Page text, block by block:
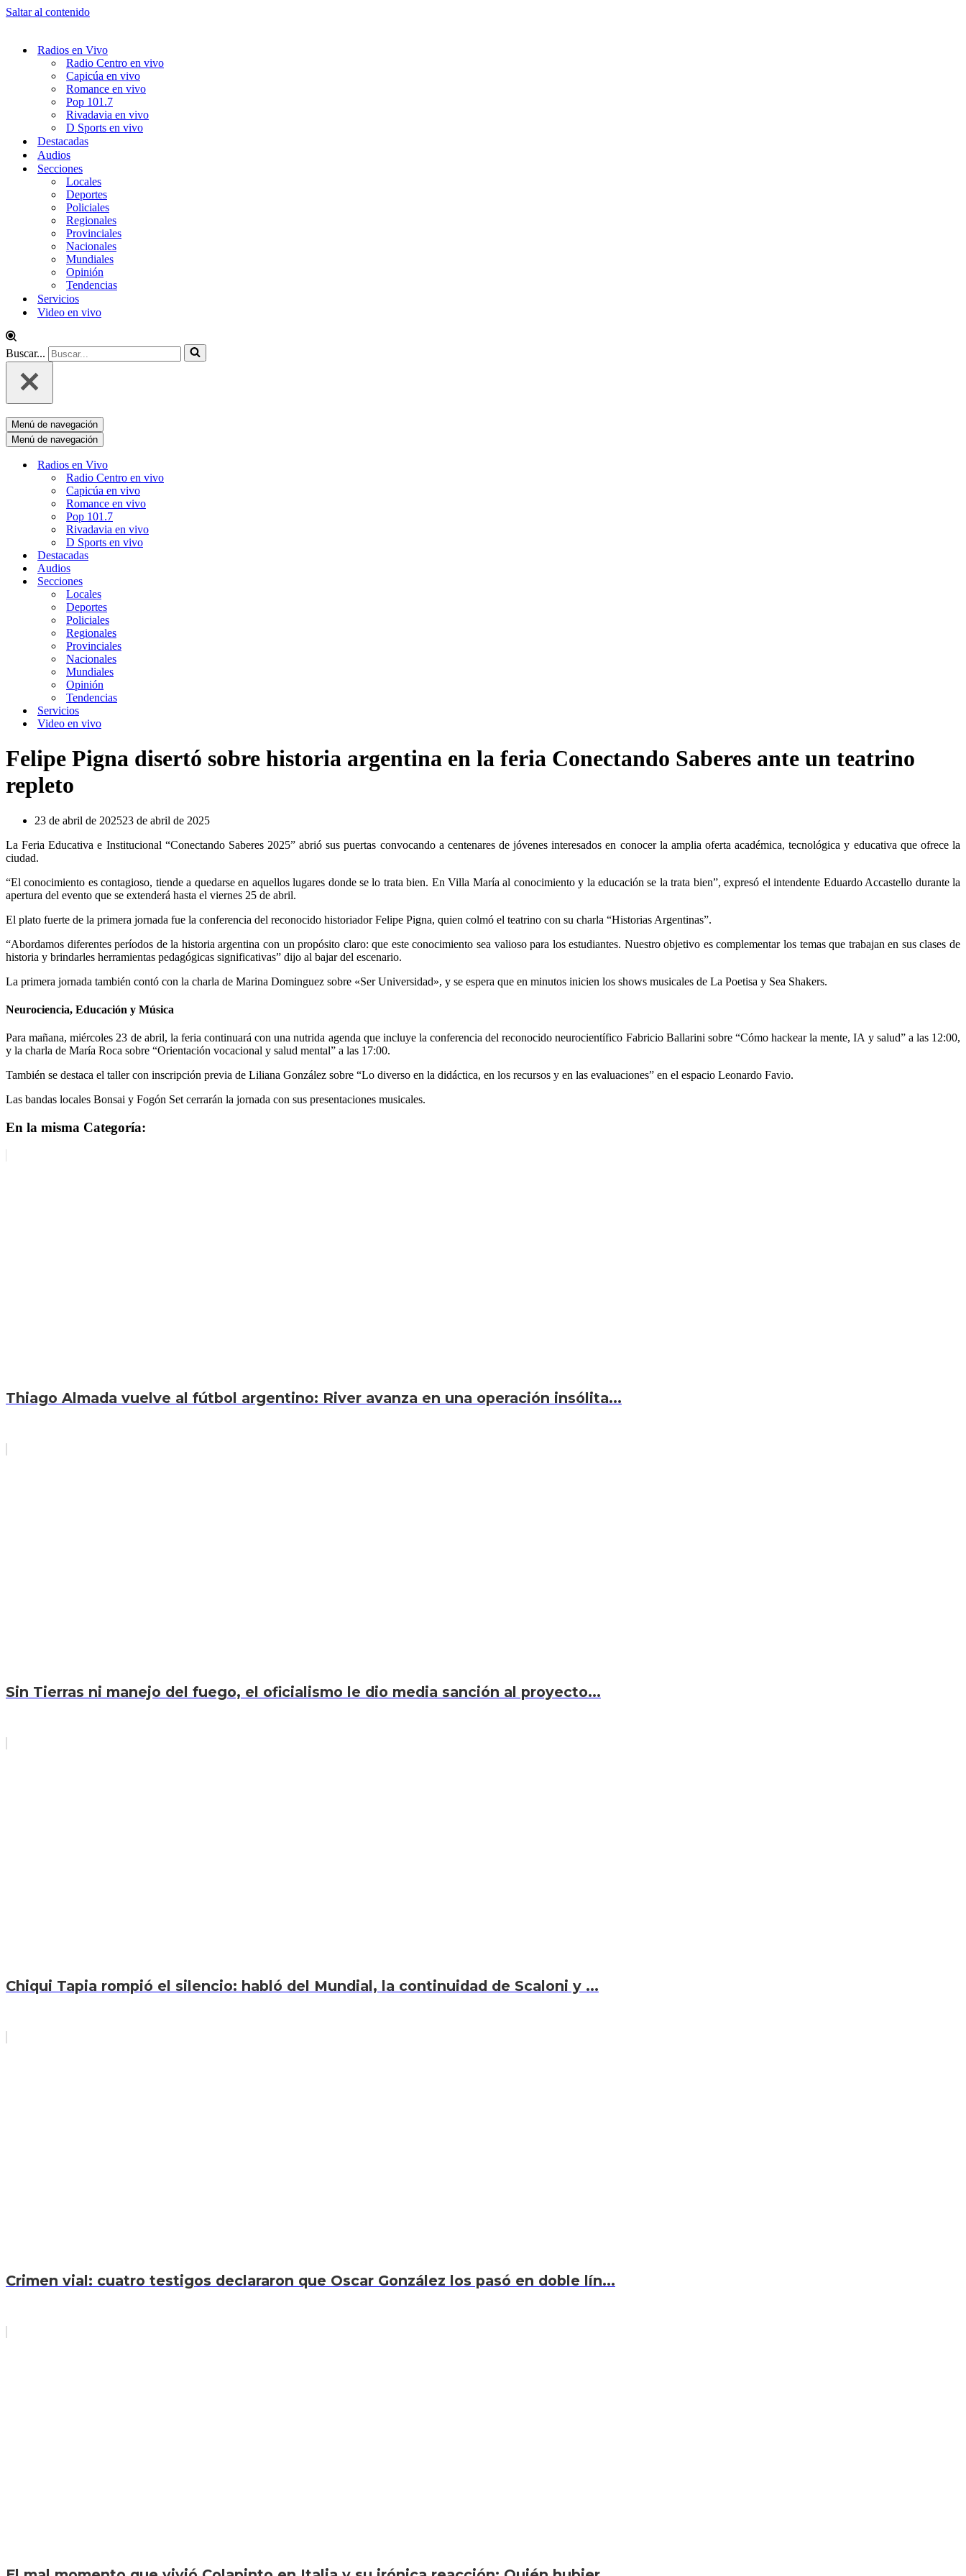
Saltar al contenido
Radios en Vivo
Radio Centro en vivo
Capicúa en vivo
Romance en vivo
Pop 101.7
Rivadavia en vivo
D Sports en vivo
Destacadas
Audios
Secciones
Locales
Deportes
Policiales
Regionales
Provinciales
Nacionales
Mundiales
Opinión
Tendencias
Servicios
Video en vivo
Buscar...
Menú de navegación
Menú de navegación
Radios en Vivo
Radio Centro en vivo
Capicúa en vivo
Romance en vivo
Pop 101.7
Rivadavia en vivo
D Sports en vivo
Destacadas
Audios
Secciones
Locales
Deportes
Policiales
Regionales
Provinciales
Nacionales
Mundiales
Opinión
Tendencias
Servicios
Video en vivo
Felipe Pigna disertó sobre historia argentina en la feria Conectando Saberes ante un teatrino
repleto
23 de abril de 202523 de abril de 2025
La Feria Educativa e Institucional “Conectando Saberes 2025” abrió sus puertas convocando a centenares de jóvenes interesados en conocer la amplia oferta académica, tecnológica y educativa que ofrece la
ciudad.
“El conocimiento es contagioso, tiende a quedarse en aquellos lugares donde se lo trata bien. En Villa María al conocimiento y la educación se la trata bien”, expresó el intendente Eduardo Accastello durante la
apertura del evento que se extenderá hasta el viernes 25 de abril.
El plato fuerte de la primera jornada fue la conferencia del reconocido historiador Felipe Pigna, quien colmó el teatrino con su charla “Historias Argentinas”.
“Abordamos diferentes períodos de la historia argentina con un propósito claro: que este conocimiento sea valioso para los estudiantes. Nuestro objetivo es complementar los temas que trabajan en sus clases de
historia y brindarles herramientas pedagógicas significativas” dijo al bajar del escenario.
La primera jornada también contó con la charla de Marina Dominguez sobre «Ser Universidad», y se espera que en minutos inicien los shows musicales de La Poetisa y Sea Shakers.
Neurociencia, Educación y Música
Para mañana, miércoles 23 de abril, la feria continuará con una nutrida agenda que incluye la conferencia del reconocido neurocientífico Fabricio Ballarini sobre “Cómo hackear la mente, IA y salud” a las 12:00,
y la charla de María Roca sobre “Orientación vocacional y salud mental” a las 17:00.
También se destaca el taller con inscripción previa de Liliana González sobre “Lo diverso en la didáctica, en los recursos y en las evaluaciones” en el espacio Leonardo Favio.
Las bandas locales Bonsai y Fogón Set cerrarán la jornada con sus presentaciones musicales.
En la misma Categoría:
Thiago Almada vuelve al fútbol argentino: River avanza en una operación insólita...
Sin Tierras ni manejo del fuego, el oficialismo le dio media sanción al proyecto...
Chiqui Tapia rompió el silencio: habló del Mundial, la continuidad de Scaloni y ...
Crimen vial: cuatro testigos declararon que Oscar González los pasó en doble lín...